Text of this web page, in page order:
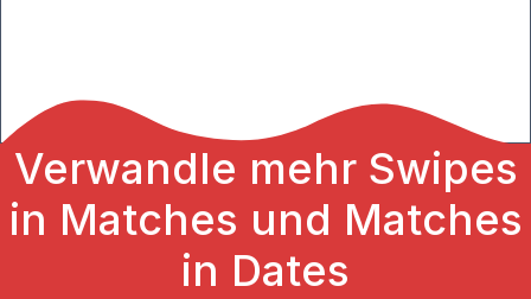
Verwandle mehr Swipes
in Matches und Matches
in Dates